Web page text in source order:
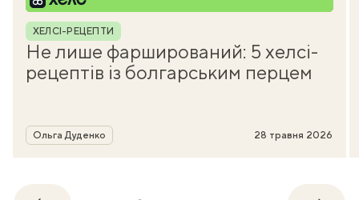
Рубрика
ХЕЛСІ-РЕЦЕПТИ
Не лише фарширований: 5 хелсі-
рецептів із болгарським перцем
Автор
Ольга Дуденко 28 травня 2026